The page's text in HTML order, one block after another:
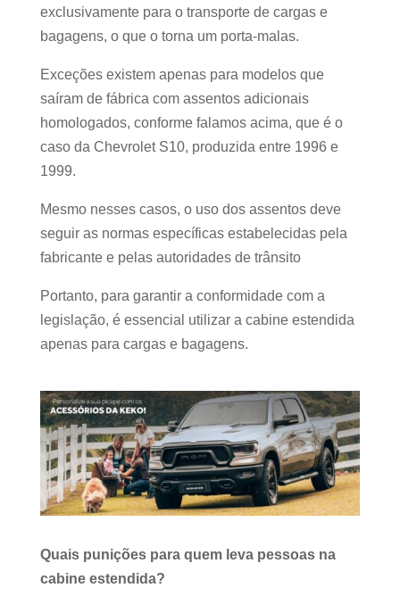
exclusivamente para o transporte de cargas e
bagagens, o que o torna um porta-malas.
Exceções existem apenas para modelos que
saíram de fábrica com assentos adicionais
homologados, conforme falamos acima, que é o
caso da Chevrolet S10, produzida entre 1996 e
1999.
Mesmo nesses casos, o uso dos assentos deve
seguir as normas específicas estabelecidas pela
fabricante e pelas autoridades de trânsito
Portanto, para garantir a conformidade com a
legislação, é essencial utilizar a cabine estendida
apenas para cargas e bagagens.
Quais punições para quem leva pessoas na
cabine estendida?